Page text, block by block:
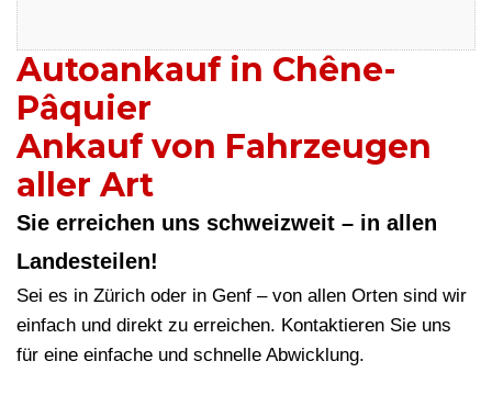
Autoankauf in Chêne-
Pâquier
Ankauf von Fahrzeugen
aller Art
Sie erreichen uns schweizweit – in allen
Landesteilen!
Sei es in Zürich oder in Genf – von allen Orten sind wir
einfach und direkt zu erreichen. Kontaktieren Sie uns
für eine einfache und schnelle Abwicklung.